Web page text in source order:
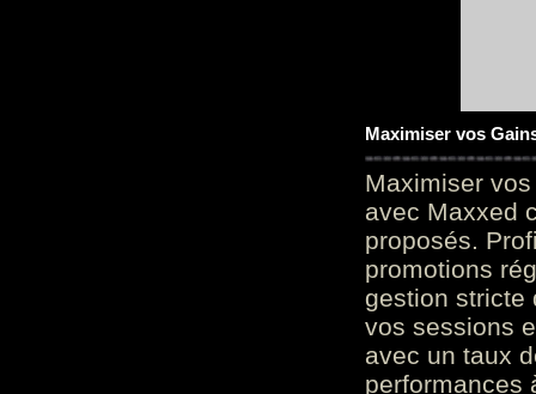
Maximiser vos
Maximiser
avec Maxxed
proposés.
promotions
gestion stricte
vos sessions
avec un taux
performances